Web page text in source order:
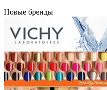
Новые бренды